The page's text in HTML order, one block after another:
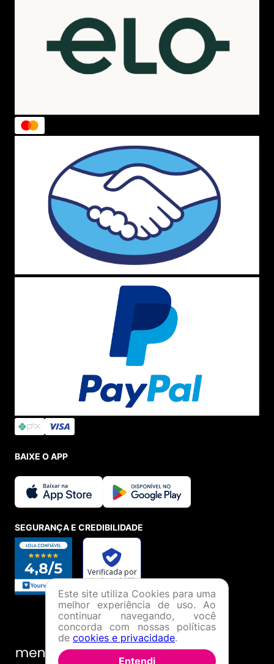
BAIXE O APP
SEGURANÇA E CREDIBILIDADE
Este site utiliza Cookies para uma
melhor experiência de uso. Ao
continuar navegando, você
concorda com nossas políticas
de cookies e privacidade.
Entendi